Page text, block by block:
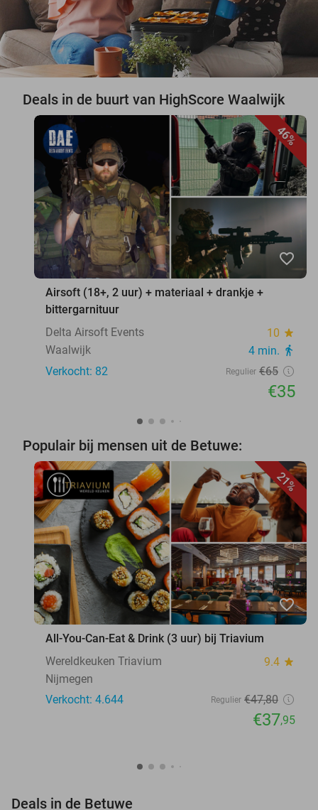
Deals in de buurt van HighScore Waalwijk
46%
favorite_border
Airsoft (18+, 2 uur) + materiaal + drankje +
bittergarnituur
Delta Airsoft Events
10 star
Waalwijk 4 min. directions_walk
Verkocht: 82 Regulier €65
€35
Populair bij mensen uit de Betuwe:
21%
favorite_border
All-You-Can-Eat & Drink (3 uur) bij Triavium
Wereldkeuken Triavium
9.4 star
Nijmegen
Verkocht: 4.644
Regulier €47,80
€37,95
Deals in de Betuwe